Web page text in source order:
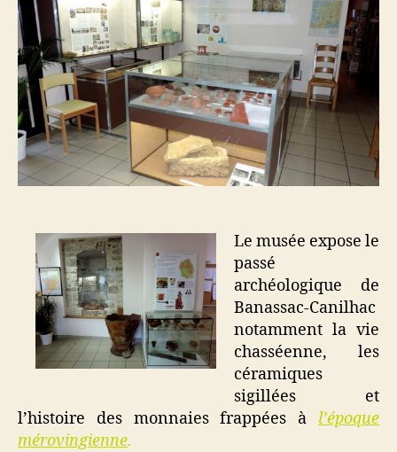
Le musée expose le
passé
archéologique de
Banassac-Canilhac
notamment la vie
chasséenne, les
céramiques
sigillées et
l’histoire des monnaies frappées à l’époque
mérovingienne.